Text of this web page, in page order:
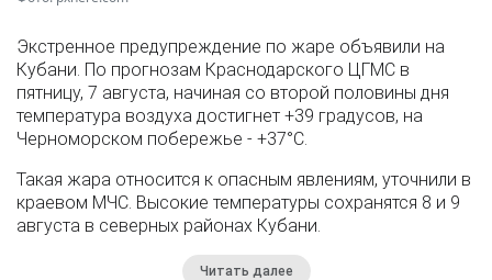
Экстренное предупреждение по жаре объявили на
Кубани. По прогнозам Краснодарского ЦГМС в
пятницу, 7 августа, начиная со второй половины дня
температура воздуха достигнет +39 градусов, на
Черноморском побережье - +37°­С.
Такая жара относится к опасным явлениям, уточнили в
краевом МЧС. Высокие температуры сохранятся 8 и 9
августа в северных районах Кубани.
Читать далее